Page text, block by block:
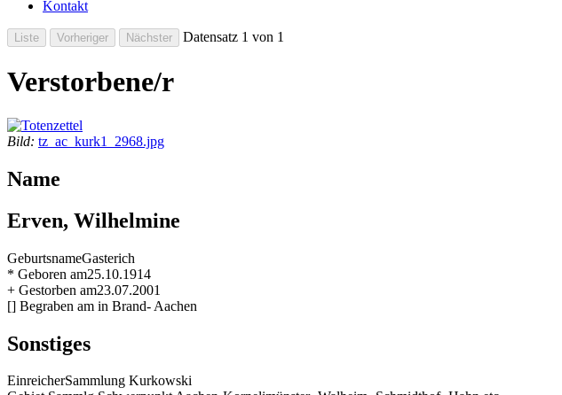
Kontakt
Datensatz 1 von 1
Verstorbene/r
Bild: tz_ac_kurk1_2968.jpg
Name
Erven, Wilhelmine
GeburtsnameGasterich
* Geboren am25.10.1914
+ Gestorben am23.07.2001
[] Begraben am in Brand- Aachen
Sonstiges
EinreicherSammlung Kurkowski